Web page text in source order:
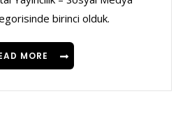
birinci olduk.
MORE